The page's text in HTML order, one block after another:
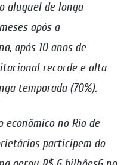
aluguel de longa
após a
após 10 anos de
recorde e alta
temporada (70%).
econômico no Rio de
participem do